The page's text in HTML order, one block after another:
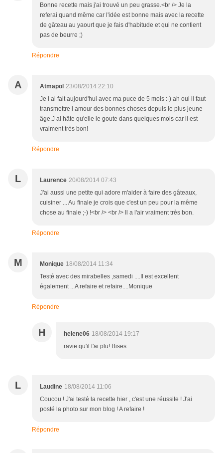
Bonne recette mais j'ai trouvé un peu grasse.<br /> Je la
referai quand même car l'idée est bonne mais avec la recette
de gâteau au yaourt que je fais d'habitude et qui ne contient
pas de beurre ;)
Répondre
A Atmapol 23/08/2014 22:10
Je l ai fait aujourd'hui avec ma puce de 5 mois :-) ah oui il faut
transmettre l amour des bonnes choses depuis le plus jeune
âge.J ai hâte qu'elle le goute dans quelques mois car il est
vraiment très bon!
Répondre
L Laurence 20/08/2014 07:43
J'ai aussi une petite qui adore m'aider à faire des gâteaux,
cuisiner ... Au finale je crois que c'est un peu pour la même
chose au finale ;-) !<br /> <br /> Il a l'air vraiment très bon.
Répondre
M Monique 18/08/2014 11:34
Testé avec des mirabelles ,samedi ....Il est excellent
également ...A refaire et refaire....Monique
Répondre
H helene06 18/08/2014 19:17
ravie qu'il t'ai plu! Bises
L Laudine 18/08/2014 11:06
Coucou ! J'ai testé la recette hier , c'est une réussite ! J'ai
posté la photo sur mon blog ! A refaire !
Répondre